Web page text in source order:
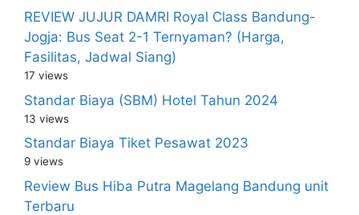
REVIEW JUJUR DAMRI Royal Class Bandung-
Jogja: Bus Seat 2-1 Ternyaman? (Harga,
Fasilitas, Jadwal Siang)
17 views
Standar Biaya (SBM) Hotel Tahun 2024
13 views
Standar Biaya Tiket Pesawat 2023
9 views
Review Bus Hiba Putra Magelang Bandung unit
Terbaru